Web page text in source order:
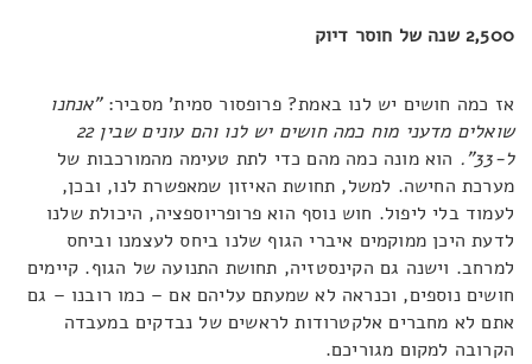
2,500 שנה של חוסר דיוק
אז כמה חושים יש לנו באמת? פרופסור סמית' מסביר:"אנחנו
שואלים מדעני מוח כמה חושים יש לנו והם עונים שבין 22
ל-33".
הוא מונה כמה מהם כדי לתת טעימה מהמורכבות של
מערכת החישה. למשל, תחושת האיזון שמאפשרת לנו, ובכן,
לעמוד בלי ליפול. חוש נוסף הוא פרופריוספציה, היכולת שלנו
לדעת היכן ממוקמים איברי הגוף שלנו ביחס לעצמנו וביחס
למרחב. וישנה גם הקינסטזיה, תחושת התנועה של הגוף. קיימים
חושים נוספים, וכנראה לא שמעתם עליהם אם – כמו רובנו – גם
אתם לא מחברים אלקטרודות לראשים של נבדקים במעבדה
הקרובה למקום מגוריכם.